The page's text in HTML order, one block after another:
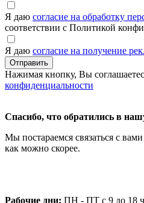
Я даю согласие на обработку
соответствии с Политикой
Я даю согласие на получение
Нажимая кнопку, Вы
конфиденциальности
Спасибо, что обратились в
Мы постараемся связаться с вами
как можно скорее.
Рабочие дни: ПН - ПТ с 9 до 18 ч